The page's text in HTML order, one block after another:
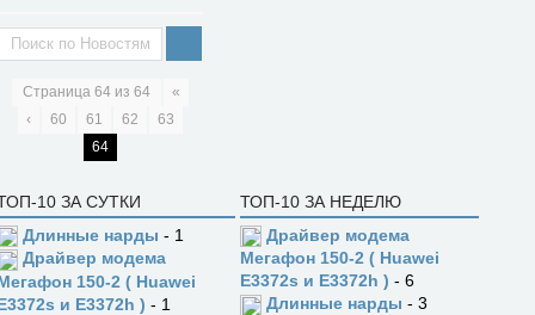
Страница 64из 64
«
‹
60 61 62
63
64
10 ЗА СУТКИ
Длинные нарды - 1
Драйвер модема
150-2 ( Huawei
и E3372h ) - 1
ТОП-10 ЗА НЕДЕЛЮ
Драйвер модема
Мегафон 150-2 ( Huawei
E3372s и E3372h ) - 6
Длинные нарды - 3